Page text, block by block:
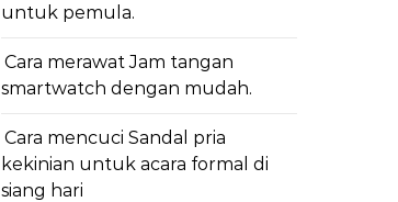
untuk pemula.
Cara merawat Jam tangan
smartwatch dengan mudah.
Cara mencuci Sandal pria
kekinian untuk acara formal di
siang hari